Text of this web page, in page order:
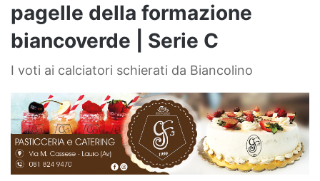
pagelle della formazione
biancoverde | Serie C
I voti ai calciatori schierati da Biancolino